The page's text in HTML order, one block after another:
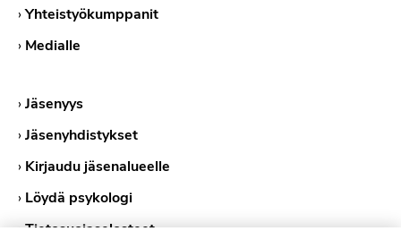
›Yhteistyökumppanit
› Medialle
›Jäsenyys
›Jäsenyhdistykset
› Kirjaudu jäsenalueelle
› Löydä psykologi
›Tietosuojaselosteet